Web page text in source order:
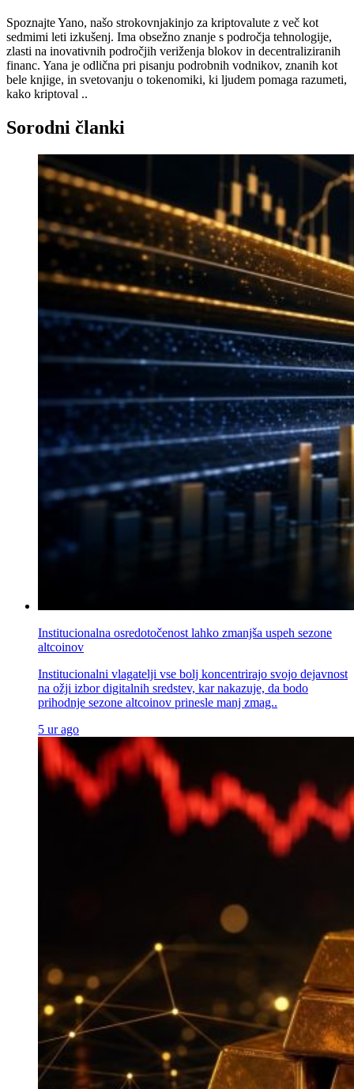
Spoznajte Yano, našo strokovnjakinjo za kriptovalute z več kot
sedmimi leti izkušenj. Ima obsežno znanje s področja tehnologije,
zlasti na inovativnih področjih veriženja blokov in decentraliziranih
financ. Yana je odlična pri pisanju podrobnih vodnikov, znanih kot
bele knjige, in svetovanju o tokenomiki, ki ljudem pomaga razumeti,
kako kriptoval ..
Sorodni članki
Institucionalna osredotočenost lahko zmanjša uspeh sezone
altcoinov
Institucionalni vlagatelji vse bolj koncentrirajo svojo dejavnost
na ožji izbor digitalnih sredstev, kar nakazuje, da bodo
prihodnje sezone altcoinov prinesle manj zmag..
5 ur ago